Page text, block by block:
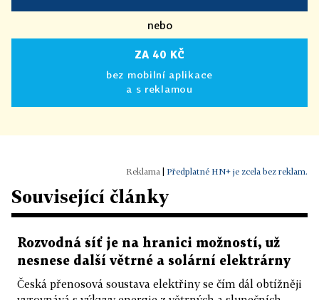
nebo
ZA 40 KČ
bez mobilní aplikace
a s reklamou
Předplatné HN+ je zcela bez reklam.
Související články
Rozvodná síť je na hranici možností, už
nesnese další větrné a solární elektrárny
Česká přenosová soustava elektřiny se čím dál obtížněji